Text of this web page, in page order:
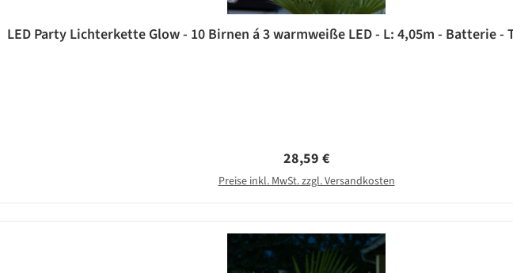
LED Party Lichterkette Glow - 10 Birnen á 3 warmweiße LED - L: 4,05m - Batterie
Regulärer Preis:
28,59 €
Preise inkl. MwSt. zzgl. Versandkosten